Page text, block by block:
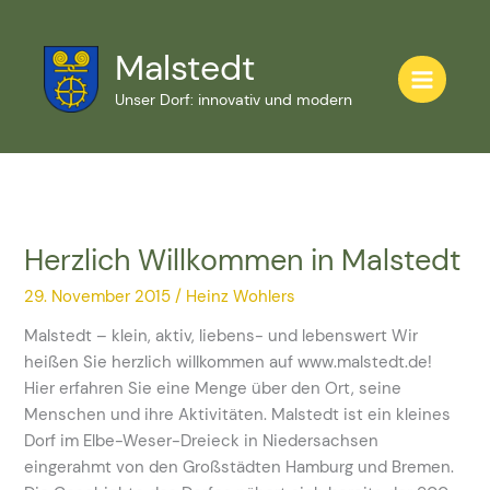
springen
Malstedt
Unser Dorf: innovativ und modern
Herzlich Willkommen in Malstedt
29. November 2015/ Heinz Wohlers
Malstedt – klein, aktiv, liebens- und lebenswert Wir
heißen Sie herzlich willkommen auf www.malstedt.de!
Hier erfahren Sie eine Menge über den Ort, seine
Menschen und ihre Aktivitäten. Malstedt ist ein kleines
Dorf im Elbe-Weser-Dreieck in Niedersachsen
eingerahmt von den Großstädten Hamburg und Bremen.
Herzlich
in
Malstedt